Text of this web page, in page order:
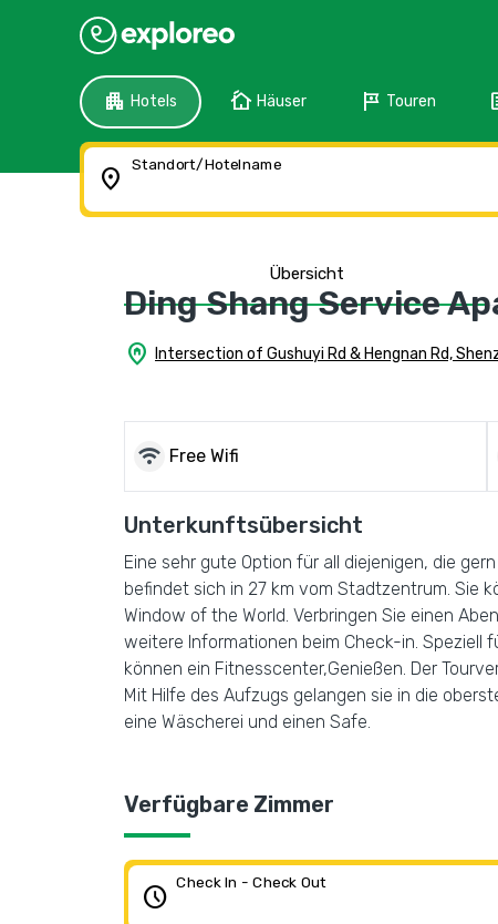
apartment Hotels cottage Häuser tour Touren
location_on Standort/Hotelname
Übersicht
Ding Shang Service
home_pin Intersection of Gushuyi Rd & Hengnan Rd,
wifi Free Wifi
Unterkunftsübersicht
Eine sehr gute Option für all diejenigen, die
befindet sich in 27 km vom Stadtzentrum. Sie
Window of the World. Verbringen Sie einen
weitere Informationen beim Check-in. Speziell
können ein Fitnesscenter,Genießen. Der
Mit Hilfe des Aufzugs gelangen sie in die
eine Wäscherei und einen Safe.
Verfügbare Zimmer
schedule Check In - Check Out